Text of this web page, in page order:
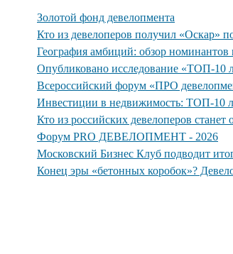
Золотой фонд девелопмента
Кто из девелоперов получил «Оскар»
География амбиций: обзор
Опубликовано исследование «ТОП-10
Всероссийский форум «ПРО
Инвестиции в недвижимость: ТОП-10
Кто из российских девелоперов
Форум PRO ДЕВЕЛОПМЕНТ - 2026
Московский Бизнес Клуб подводит
Конец эры «бетонных коробок»?